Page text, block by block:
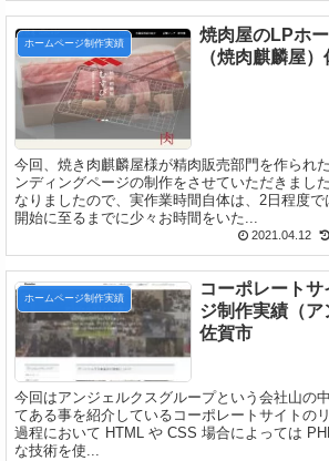
ホームページ制作実績
焼肉屋のLPホ
（焼肉麒麟屋
今回、焼き肉麒麟屋様が精肉販売部門を作られ
ンディングページの制作をさせていただきまし
なりましたので、実作業時間自体は、2日程度
開始に至るまでに少々お時間をいた...
2021.04.12
ホームページ制作実績
コーポレート
ジ制作実績（ア
佐賀市
今回はアンジェルクスグループという会社山の
てある事を紹介しているコーポレートサイトの
過程において HTML や CSS 場合によっては
な技術を使...